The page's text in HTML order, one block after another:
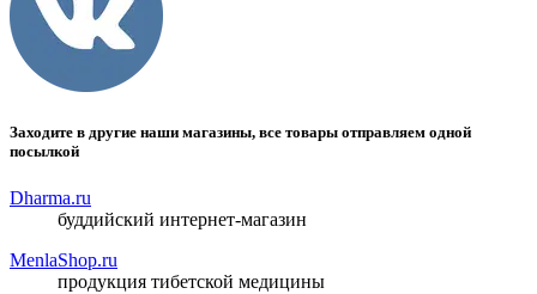
Заходите в другие наши магазины, все товары отправляем одной
посылкой
Dharma.ru
буддийский интернет-магазин
MenlaShop.ru
продукция тибетской медицины